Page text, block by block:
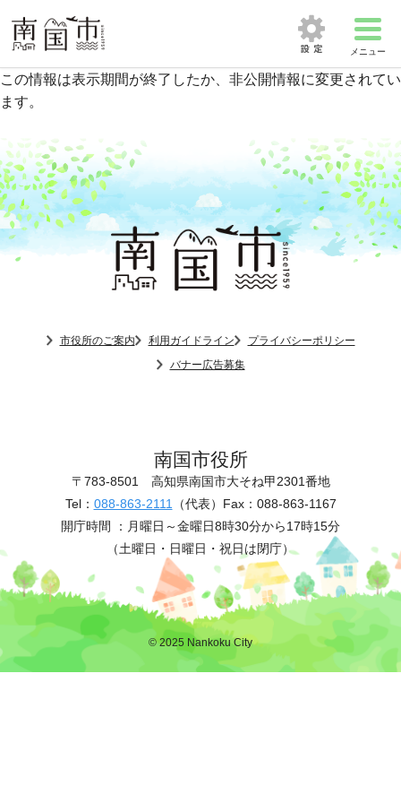
メニュー
この情報は表示期間が終了したか、非公開情報に変更されてい
ます。
市役所のご案内 利用ガイドライン
プライバシーポリシー
バナー広告募集
南国市役所
〒783-8501 高知県南国市大そね甲2301番地
Tel： 088-863-2111 （代表） Fax：088-863-1167
開庁時間 ： 月曜日～金曜日8時30分から17時15分
（土曜日・日曜日・祝日は閉庁）
© 2025 Nankoku City